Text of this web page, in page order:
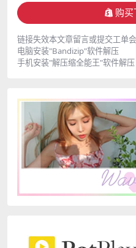
购买
链接失效本文章留言或提交工单
电脑安装"Bandizip"软件解压
手机安装"解压缩全能王"软件解压